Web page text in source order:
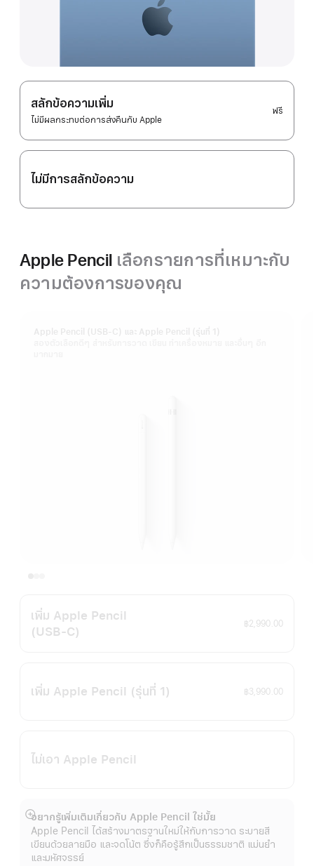
สลักข้อความเพิ่ม
ไม่มีผลกระทบต่อการส่งคืนกับ Apple
ฟรี
ไม่มีการสลักข้อความ
Apple Pencil เลือกรายการที่เหมาะกับ
ความต้องการของคุณ
เพิ่ม Apple Pencil
(USB‑C)
฿2,990.00
เพิ่ม Apple Pencil (รุ่นที่ 1) ฿3,990.00
ไม่เอา Apple Pencil
อยากรู้เพิ่มเติมเกี่ยวกับ Apple Pencil ใช่มั้ย
Apple Pencil ได้สร้างมาตรฐานใหม่ให้กับการวาด ระบายสี
เขียนด้วยลายมือ และจดโน้ต ซึ่งก็คือรู้สึกเป็นธรรมชาติ แม่นยำ
และมหัศจรรย์
แสดง
เพิ่ม
เติม